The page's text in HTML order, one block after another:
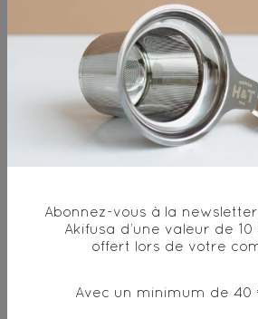
* produit issu de
Envie de
AJOUTER UN
Abonnez-vous à la
Akifusa d’une valeur de
offert lors de votre
Avec un minimum de 40